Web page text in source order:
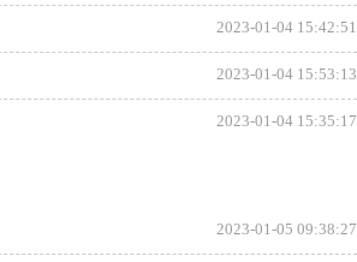
2023-01-04 15:42:51
2023-01-04 15:53:13
2023-01-04 15:35:17
2023-01-05 09:38:27